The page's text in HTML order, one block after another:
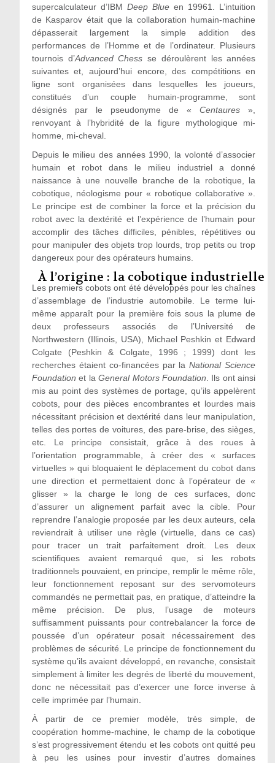
supercalculateur d’IBMDeep Blueen 19961
. L’intuition
de Kasparov était que la collaboration humain-machine
dépasserait largement la simple addition des
performances de l’Homme et de l’ordinateur. Plusieurs
tournois d’Advanced Chessse déroulèrent les années
suivantes et, aujourd’hui encore, des compétitions en
ligne sont organisées dans lesquelles les joueurs,
constitués d’un couple humain-programme, sont
désignés par le pseudonyme de «Centaures»,
renvoyant à l’hybridité de la figure mythologique mi-
homme, mi-cheval.
Depuis le milieu des années 1990, la volonté d’associer
humain et robot dans le milieu industriel a donné
naissance à une nouvelle branche de la robotique, la
cobotique, néologisme pour « robotique collaborative ».
Le principe est de combiner la force et la précision du
robot avec la dextérité et l’expérience de l’humain pour
accomplir des tâches difficiles, pénibles, répétitives ou
pour manipuler des objets trop lourds, trop petits ou trop
dangereux pour des opérateurs humains.
À l’origine : la cobotique industrielle
Les premiers cobots ont été développés pour les chaînes
d’assemblage de l’industrie automobile. Le terme lui-
même apparaît pour la première fois sous la plume de
deux professeurs associés de l’Université de
Northwestern (Illinois, USA), Michael Peshkin et Edward
Colgate (Peshkin & Colgate, 1996 ; 1999) dont les
recherches étaient co-financées par laNational Science
Foundationet laGeneral Motors Foundation . Ils ont ainsi
mis au point des systèmes de portage, qu’ils appelèrent
cobots, pour des pièces encombrantes et lourdes mais
nécessitant précision et dextérité dans leur manipulation,
telles des portes de voitures, des pare-brise, des sièges,
etc. Le principe consistait, grâce à des roues à
l’orientation programmable, à créer des « surfaces
virtuelles » qui bloquaient le déplacement du cobot dans
une direction et permettaient donc à l’opérateur de «
glisser » la charge le long de ces surfaces, donc
d’assurer un alignement parfait avec la cible. Pour
reprendre l’analogie proposée par les deux auteurs, cela
reviendrait à utiliser une règle (virtuelle, dans ce cas)
pour tracer un trait parfaitement droit. Les deux
scientifiques avaient remarqué que, si les robots
traditionnels pouvaient, en principe, remplir le même rôle,
leur fonctionnement reposant sur des servomoteurs
commandés ne permettait pas, en pratique, d’atteindre la
même précision. De plus, l’usage de moteurs
suffisamment puissants pour contrebalancer la force de
poussée d’un opérateur posait nécessairement des
problèmes de sécurité. Le principe de fonctionnement du
système qu’ils avaient développé, en revanche, consistait
simplement à limiter les degrés de liberté du mouvement,
donc ne nécessitait pas d’exercer une force inverse à
celle imprimée par l’humain.
À partir de ce premier modèle, très simple, de
coopération homme-machine, le champ de la cobotique
s’est progressivement étendu et les cobots ont quitté peu
à peu les usines pour investir d’autres domaines